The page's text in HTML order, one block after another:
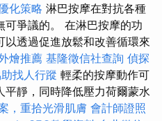
化策略 淋巴按摩在對抗各種
爭議的。 在淋巴按摩的功
透過促進放鬆和改善循環來
燴推薦 基隆徵信社查詢 偵探
找人行蹤 輕柔的按摩動作可
靜，同時降低壓力荷爾蒙水
，重拾光滑肌膚 會計師證照